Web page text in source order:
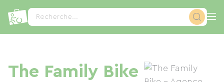
Recherche...
The Family Bike
Panneau de gestion des cookies